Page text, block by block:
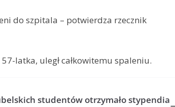
do szpitala – potwierdza rzecznik
latka, uległ całkowitemu spaleniu.
studentów otrzymało stypendia